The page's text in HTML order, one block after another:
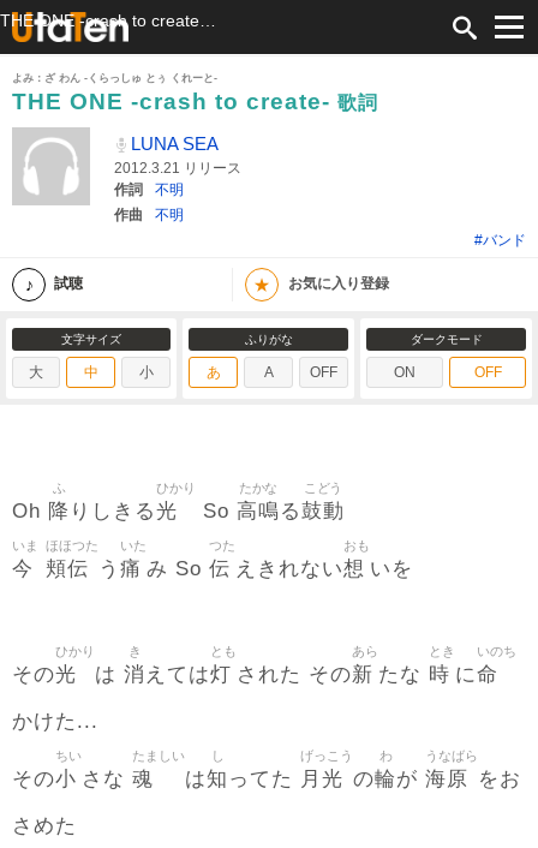
よみ：ざ わん -くらっしゅ とぅ くれーと-
THE ONE -crash to create- 歌詞
LUNA SEA
2012.3.21 リリース
作詞
不明
作曲
不明
#バンド
試聴 ★ お気に入り登録
文字サイズ
大 中 小
ふりがな
あ A OFF
ダークモード
ON OFF
Oh 降
ふ
りしきる光
ひかり
So 高鳴
たかな
る鼓動
こどう
今
いま
頬伝
ほほつた
う 痛
いた
み So 伝
つた
えきれない想
おも
いを
その光
ひかり
は 消
き
えては灯
とも
された その新
あら
たな 時
とき
に命
いのち
かけた...
その小
ちい
さな 魂
たましい
は知
し
ってた 月光
げっこう
の輪
わ
が 海原
うなばら
をお
さめた